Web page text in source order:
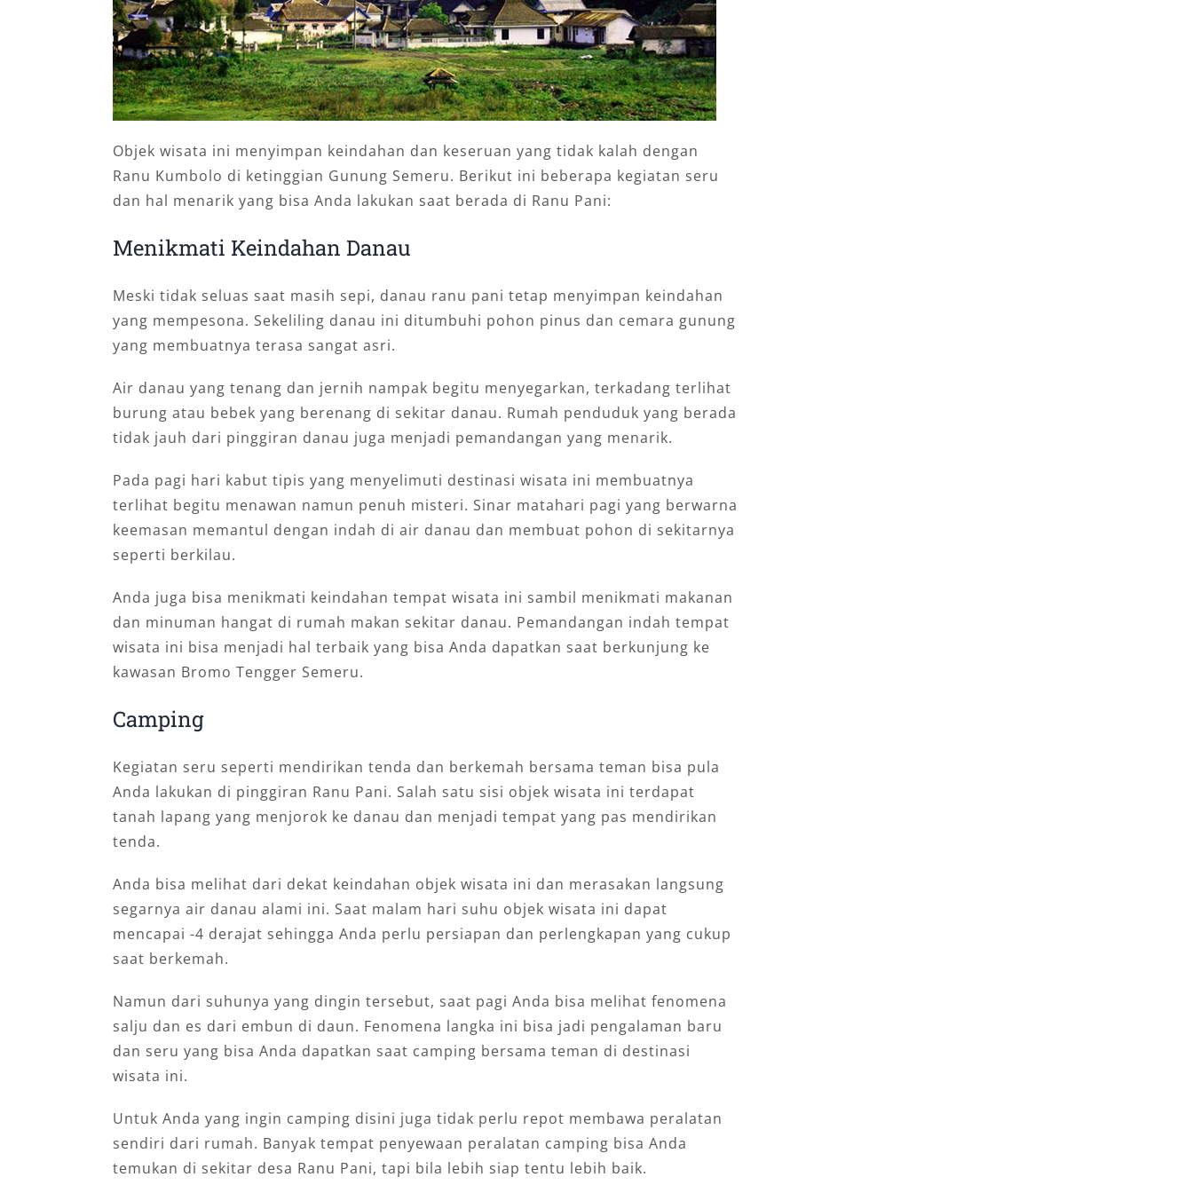
Objek wisata ini menyimpan keindahan dan keseruan yang tidak kalah dengan
Ranu Kumbolo di ketinggian Gunung Semeru. Berikut ini beberapa kegiatan seru
dan hal menarik yang bisa Anda lakukan saat berada di Ranu Pani:
Menikmati Keindahan Danau
Meski tidak seluas saat masih sepi, danau ranu pani tetap menyimpan keindahan
yang mempesona. Sekeliling danau ini ditumbuhi pohon pinus dan cemara gunung
yang membuatnya terasa sangat asri.
Air danau yang tenang dan jernih nampak begitu menyegarkan, terkadang terlihat
burung atau bebek yang berenang di sekitar danau. Rumah penduduk yang berada
tidak jauh dari pinggiran danau juga menjadi pemandangan yang menarik.
Pada pagi hari kabut tipis yang menyelimuti destinasi wisata ini membuatnya
terlihat begitu menawan namun penuh misteri. Sinar matahari pagi yang berwarna
keemasan memantul dengan indah di air danau dan membuat pohon di sekitarnya
seperti berkilau.
Anda juga bisa menikmati keindahan tempat wisata ini sambil menikmati makanan
dan minuman hangat di rumah makan sekitar danau. Pemandangan indah tempat
wisata ini bisa menjadi hal terbaik yang bisa Anda dapatkan saat berkunjung ke
kawasan Bromo Tengger Semeru.
Camping
Kegiatan seru seperti mendirikan tenda dan berkemah bersama teman bisa pula
Anda lakukan di pinggiran Ranu Pani. Salah satu sisi objek wisata ini terdapat
tanah lapang yang menjorok ke danau dan menjadi tempat yang pas mendirikan
tenda.
Anda bisa melihat dari dekat keindahan objek wisata ini dan merasakan langsung
segarnya air danau alami ini. Saat malam hari suhu objek wisata ini dapat
mencapai -4 derajat sehingga Anda perlu persiapan dan perlengkapan yang cukup
saat berkemah.
Namun dari suhunya yang dingin tersebut, saat pagi Anda bisa melihat fenomena
salju dan es dari embun di daun. Fenomena langka ini bisa jadi pengalaman baru
dan seru yang bisa Anda dapatkan saat camping bersama teman di destinasi
wisata ini.
Untuk Anda yang ingin camping disini juga tidak perlu repot membawa peralatan
sendiri dari rumah. Banyak tempat penyewaan peralatan camping bisa Anda
temukan di sekitar desa Ranu Pani, tapi bila lebih siap tentu lebih baik.